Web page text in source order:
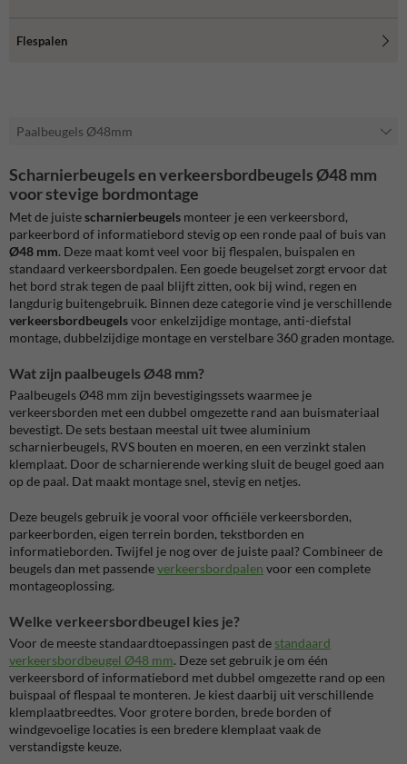
Flespalen
Paalbeugels Ø48mm
Scharnierbeugels en verkeersbordbeugels Ø48 mm
voor stevige bordmontage
Met de juistescharnierbeugels monteer je een verkeersbord,
parkeerbord of informatiebord stevig op een ronde paal of buis van
Ø48 mm. Deze maat komt veel voor bij flespalen, buispalen en
standaard verkeersbordpalen. Een goede beugelset zorgt ervoor dat
het bord strak tegen de paal blijft zitten, ook bij wind, regen en
langdurig buitengebruik. Binnen deze categorie vind je verschillende
verkeersbordbeugelsvoor enkelzijdige montage, anti-diefstal
montage, dubbelzijdige montage en verstelbare 360 graden montage.
Wat zijn paalbeugels Ø48 mm?
Paalbeugels Ø48 mm zijn bevestigingssets waarmee je
verkeersborden met een dubbel omgezette rand aan buismateriaal
bevestigt. De sets bestaan meestal uit twee aluminium
scharnierbeugels, RVS bouten en moeren, en een verzinkt stalen
klemplaat. Door de scharnierende werking sluit de beugel goed aan
op de paal. Dat maakt montage snel, stevig en netjes.
Deze beugels gebruik je vooral voor officiële verkeersborden,
parkeerborden, eigen terrein borden, tekstborden en
informatieborden. Twijfel je nog over de juiste paal? Combineer de
beugels dan met passendeverkeersbordpalen voor een complete
montageoplossing.
Welke verkeersbordbeugel kies je?
Voor de meeste standaardtoepassingen past de standaard
verkeersbordbeugel Ø48 mm. Deze set gebruik je om één
verkeersbord of informatiebord met dubbel omgezette rand op een
buispaal of flespaal te monteren. Je kiest daarbij uit verschillende
klemplaatbreedtes. Voor grotere borden, brede borden of
windgevoelige locaties is een bredere klemplaat vaak de
verstandigste keuze.